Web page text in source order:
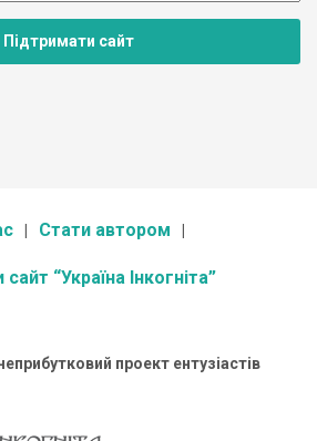
Підтримати сайт
Стати автором
“Україна Інкогніта”
проект ентузіастів